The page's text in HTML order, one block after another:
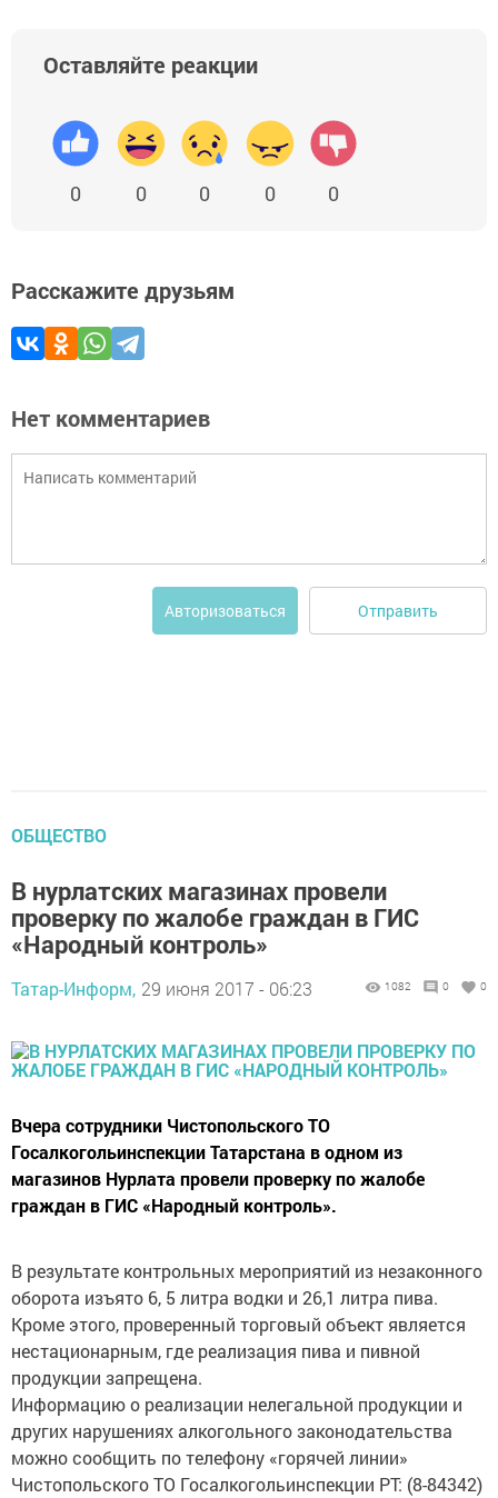
Оставляйте реакции
0 0 0 0 0
Расскажите друзьям
Нет комментариев
Авторизоваться Отправить
ОБЩЕСТВО
В нурлатских магазинах провели
проверку по жалобе граждан в ГИС
«Народный контроль»
Татар-Информ, 29 июня 2017 - 06:23 1082 0 0
Вчера сотрудники Чистопольского ТО
Госалкогольинспекции Татарстана в одном из
магазинов Нурлата провели проверку по жалобе
граждан в ГИС «Народный контроль».
В результате контрольных мероприятий из незаконного
оборота изъято 6, 5 литра водки и 26,1 литра пива.
Кроме этого, проверенный торговый объект является
нестационарным, где реализация пива и пивной
продукции запрещена.
Информацию о реализации нелегальной продукции и
других нарушениях алкогольного законодательства
можно сообщить по телефону «горячей линии»
Чистопольского ТО Госалкогольинспекции РТ: (8-84342)